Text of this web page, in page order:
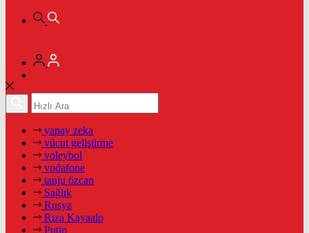
yapay zeka
vücut geliştirme
voleybol
vodafone
tanju özcan
Sağlık
Rusya
Rıza Kayaalp
Putin